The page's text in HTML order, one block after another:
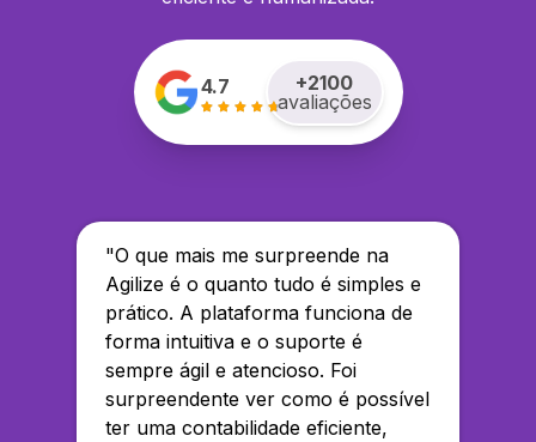
4.7 +2100
avaliações
"O que mais me surpreende na
Agilize é o quanto tudo é simples e
prático. A plataforma funciona de
forma intuitiva e o suporte é
sempre ágil e atencioso. Foi
surpreendente ver como é possível
ter uma contabilidade eficiente,